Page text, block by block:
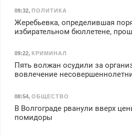
09:32, ПОЛИТИКА
Жеребьевка, определившая
избирательном бюллетене,
09:22, КРИМИНАЛ
Пять волжан осудили за
вовлечение
08:54, ОБЩЕСТВО
В Волгограде рванули вверх
помидоры